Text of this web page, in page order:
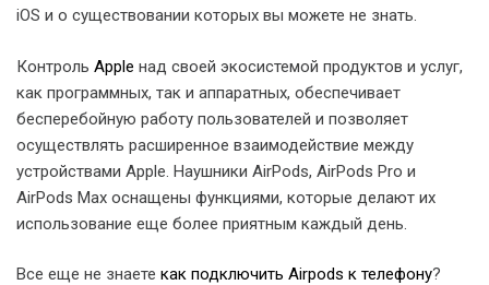
iOS и о существовании которых вы можете не знать.
Контроль Apple над своей экосистемой продуктов и услуг,
как программных, так и аппаратных, обеспечивает
бесперебойную работу пользователей и позволяет
осуществлять расширенное взаимодействие между
устройствами Apple. Наушники AirPods, AirPods Pro и
AirPods Max оснащены функциями, которые делают их
использование еще более приятным каждый день.
Все еще не знаете как подключить Airpods к телефону?